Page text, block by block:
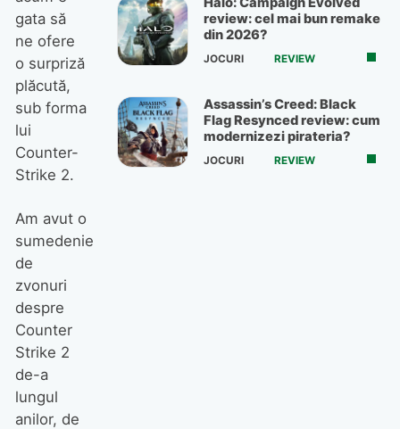
gata să
ne ofere
o surpriză
plăcută,
sub forma
lui
Counter-
Strike 2.
Am avut o
sumedenie
de
zvonuri
despre
Counter
Strike 2
de-a
lungul
anilor, de
review: cel mai bun remake
din 2026?
JOCURI REVIEW
Assassin’s Creed: Black
Flag Resynced review: cum
modernizezi pirateria?
JOCURI REVIEW